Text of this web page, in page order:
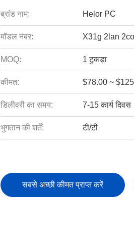
ब्रांड नाम: Helor PC
मॉडल नंबर: X31g 2lan
MOQ: 1 टुकड़ा
कीमत: $78.00 ~
डिलीवरी का समय: 7-15 कार्य दिवस
भुगतान की शर्तें: टी/टी
सबसे अच्छी कीमत प्राप्त करें